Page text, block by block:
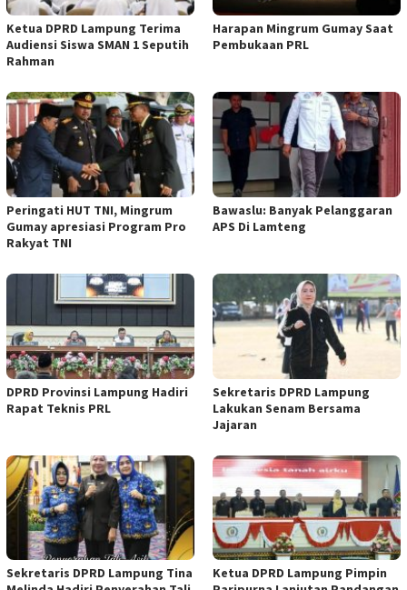
Ketua DPRD Lampung Terima
Audiensi Siswa SMAN 1 Seputih
Rahman
Harapan Mingrum Gumay Saat
Pembukaan PRL
Peringati HUT TNI, Mingrum
Gumay apresiasi Program Pro
Rakyat TNI
Bawaslu: Banyak Pelanggaran
APS Di Lamteng
DPRD Provinsi Lampung Hadiri
Rapat Teknis PRL
Sekretaris DPRD Lampung
Lakukan Senam Bersama
Jajaran
Sekretaris DPRD Lampung Tina
Ketua DPRD Lampung Pimpin